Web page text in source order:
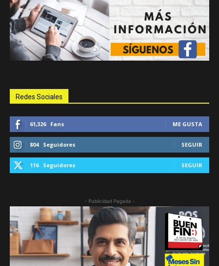
Redes Sociales
61,326 Fans ME GUSTA
804 Seguidores SEGUIR
116 Seguidores SEGUIR
- Publicidad Pagada -